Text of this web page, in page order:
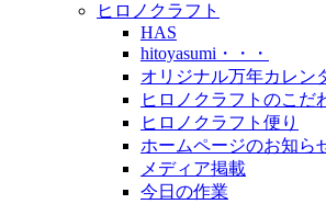
ヒロノクラフト
HAS
hitoyasumi・・・
オリジナル万年カレン
ヒロノクラフトのこだ
ヒロノクラフト便り
ホームページのお知ら
メディア掲載
今日の作業